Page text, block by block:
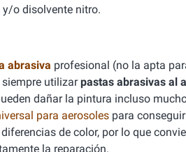
o disolvente nitro.
abrasiva profesional (no la apta
utilizarpastas abrasivas al
dañar la pintura incluso
para aerosoles para
de color, por lo que
la reparación.